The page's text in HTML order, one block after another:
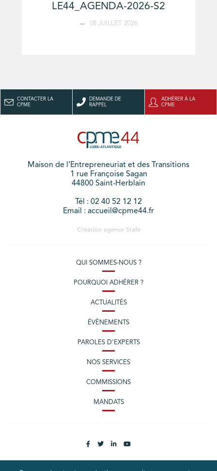
LE44_AGENDA-2026-S2
08 JUILLET 2026
CONTACTER LA
CPME
DEMANDE DE
RAPPEL
ADHÉRER À LA
CPME
Maison de l’Entrepreneuriat et des Transitions
1 rue Françoise Sagan
44800 Saint-Herblain
Tél : 02 40 52 12 12
Email : accueil@cpme44.fr
Création agence Stafe
QUI SOMMES-NOUS ?
POURQUOI ADHÉRER ?
ACTUALITÉS
ÉVÈNEMENTS
PAROLES D’EXPERTS
NOS SERVICES
COMMISSIONS
MANDATS